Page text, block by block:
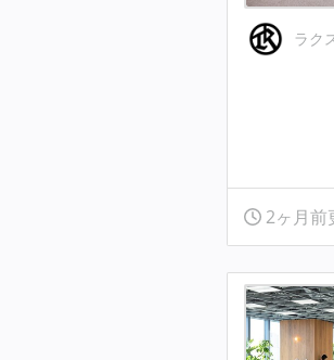
ラク
2ヶ月前